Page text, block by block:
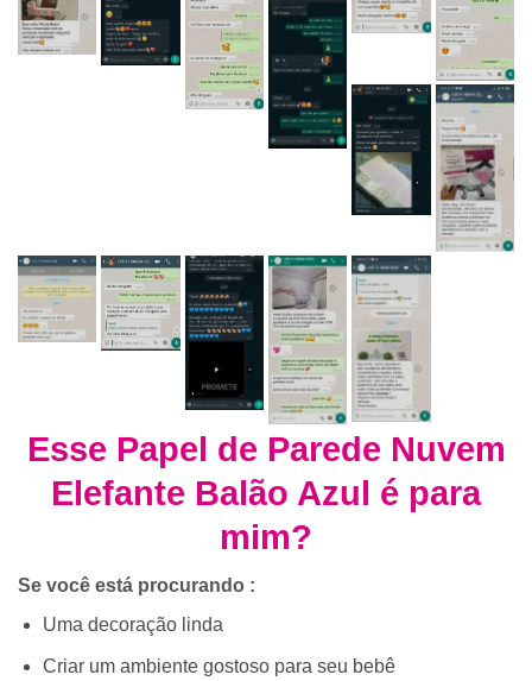
Esse Papel de Parede Nuvem
Elefante Balão Azul é para
mim?
Se você está procurando :
Uma decoração linda
Criar um ambiente gostoso para seu bebê